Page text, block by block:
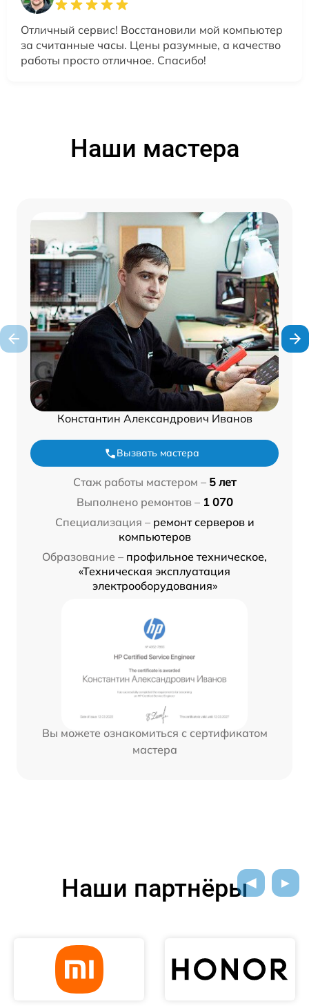
Отличный сервис! Восстановили мой компьютер
за считанные часы. Цены разумные, а качество
работы просто отличное. Спасибо!
Наши мастера
Константин Александрович Иванов
Вызвать мастера
Стаж работы мастером – 5 лет
Выполнено ремонтов – 1 070
Специализация – ремонт серверов и
компьютеров
Образование – профильное техническое,
«Техническая эксплуатация
электрооборудования»
Вы можете ознакомиться с сертификатом
мастера
Наши партнёры